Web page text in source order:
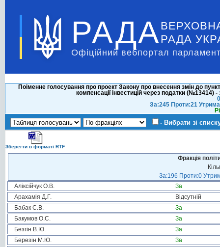
РАДА РАДА
Офіційний вебпортал
Поіменне голосування про проект Закону про внесення змін до
компенсації інвестицій через податки
За:245 Проти:21
- Вибрати зі
Зберегти в форматі RTF
Фракція
За:196 Проти:0
Аліксійчук О.В.
За
Арахамія Д.Г.
Відсутній
Бабак С.В.
За
Бакумов О.С.
За
Безгін В.Ю.
За
Березін М.Ю.
За